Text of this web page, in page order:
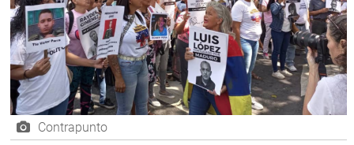
Contrapunto